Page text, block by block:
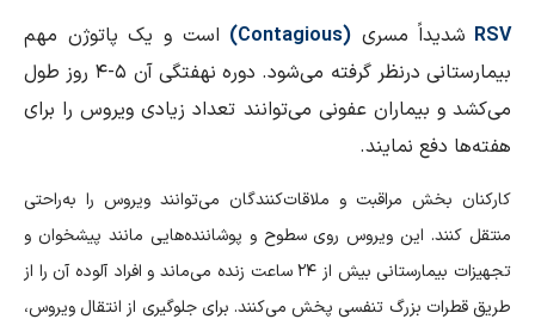
RSV شدیداً مسری (
Contagious
) است و یک پاتوژن مهم
بیمارستانی درنظر گرفته می‌شود. دوره نهفتگی آن ۵-۴ روز طول
می‌کشد و بیماران عفونی می‌توانند تعداد زیادی ویروس را برای
هفته‌ها دفع نمایند.
کارکنان بخش مراقبت و ملاقات‌کنندگان می‌توانند ویروس را به‌راحتی
منتقل کنند. این ویروس روی سطوح و پوشاننده‌هایی مانند پیشخوان و
تجهیزات بیمارستانی بیش از ۲۴ ساعت زنده می‌ماند و افراد آلوده آن را از
طریق قطرات بزرگ تنفسی پخش می‌کنند. برای جلوگیری از انتقال ویروس،